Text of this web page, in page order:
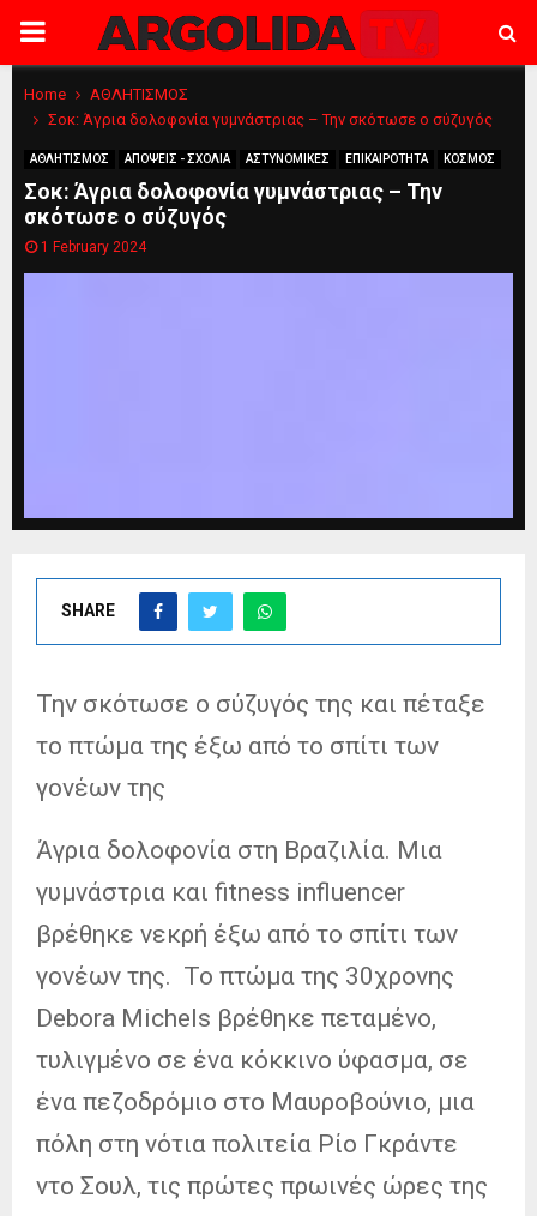
PRIMARY
MENU
Home
ΑΘΛΗΤΙΣΜΟΣ
Σοκ: Άγρια δολοφονία γυμνάστριας – Την σκότωσε ο σύζυγός
ΑΘΛΗΤΙΣΜΟΣ ΑΠΟΨΕΙΣ - ΣΧΟΛΙΑ ΑΣΤΥΝΟΜΙΚΕΣ ΕΠΙΚΑΙΡΟΤΗΤΑ ΚΟΣΜΟΣ
Σοκ: Άγρια δολοφονία γυμνάστριας – Την
σκότωσε ο σύζυγός
1 February 2024
SHARE
Την σκότωσε ο σύζυγός της και πέταξε
το πτώμα της έξω από το σπίτι των
γονέων της
Άγρια δολοφονία στη Βραζιλία. Μια
γυμνάστρια και fitness influencer
βρέθηκε νεκρή έξω από το σπίτι των
γονέων της. Το πτώμα της 30χρονης
Debora Michels βρέθηκε πεταμένο,
τυλιγμένο σε ένα κόκκινο ύφασμα, σε
ένα πεζοδρόμιο στο Μαυροβούνιο, μια
πόλη στη νότια πολιτεία Ρίο Γκράντε
ντο Σουλ, τις πρώτες πρωινές ώρες της